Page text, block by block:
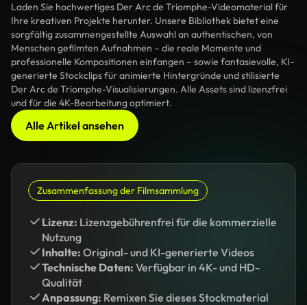
Laden Sie hochwertiges Der Arc de Triomphe-Videomaterial für
Ihre kreativen Projekte herunter. Unsere Bibliothek bietet eine
sorgfältig zusammengestellte Auswahl an authentischen, von
Menschen gefilmten Aufnahmen – die reale Momente und
professionelle Kompositionen einfangen – sowie fantasievolle, KI-
generierte Stockclips für animierte Hintergründe und stilisierte
Der Arc de Triomphe-Visualisierungen. Alle Assets sind lizenzfrei
und für die 4K-Bearbeitung optimiert.
Alle Artikel ansehen
Zusammenfassung der Filmsammlung
Lizenz: Lizenzgebührenfrei für die kommerzielle
Nutzung
Inhalte: Original- und KI-generierte Videos
Technische Daten: Verfügbar in 4K- und HD-
Qualität
Anpassung: Remixen Sie dieses Stockmaterial